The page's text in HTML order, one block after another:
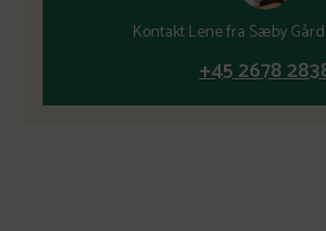
Kontakt Lene fra Sæby
+45 2678